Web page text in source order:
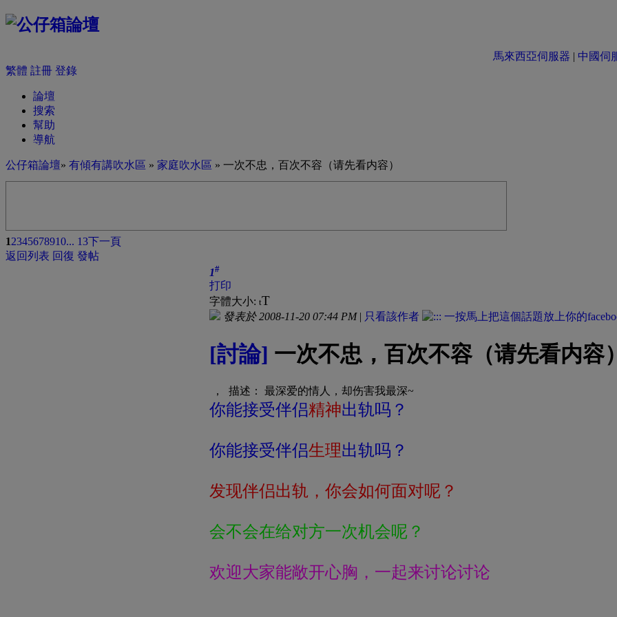
馬來西亞伺服器 | 中國伺
繁體 註冊 登錄
論壇
搜索
幫助
導航
公仔箱論壇» 有傾有講吹水區 » 家庭吹水區 » 一次不忠，百次不容（请先看内容）
12345678910... 13下一頁
返回列表 回復 發帖
1#
打印
字體大小: tT
發表於 2008-11-20 07:44 PM| 只看該作者
[討論] 一次不忠，百次不容（请先看内容
， 描述： 最深爱的情人，却伤害我最深~
你能接受伴侣精神出轨吗？
你能接受伴侣生理出轨吗？
发现伴侣出轨，你会如何面对呢？
会不会在给对方一次机会呢？
欢迎大家能敞开心胸，一起来讨论讨论